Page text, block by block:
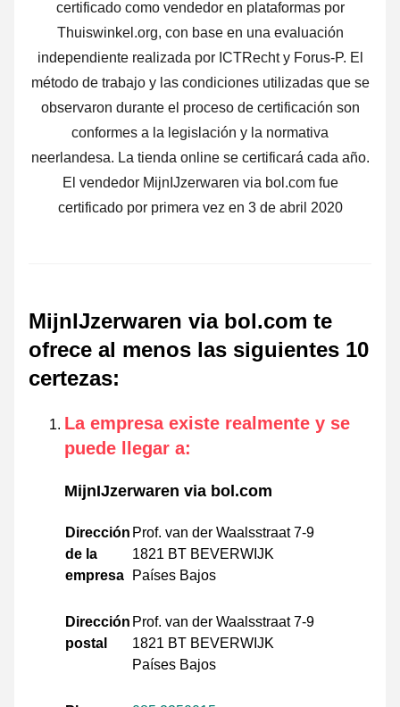
certificado como vendedor en plataformas por
Thuiswinkel.org, con base en una evaluación
independiente realizada por ICTRecht y Forus-P. El
método de trabajo y las condiciones utilizadas que se
observaron durante el proceso de certificación son
conformes a la legislación y la normativa
neerlandesa. La tienda online se certificará cada año.
El vendedor MijnIJzerwaren via bol.com fue
certificado por primera vez en 3 de abril 2020
MijnIJzerwaren via bol.com te
ofrece al menos las siguientes 10
certezas:
La empresa existe realmente y se
puede llegar a:
MijnIJzerwaren via bol.com
Dirección
de la
empresa
Prof. van der Waalsstraat 7-9
1821 BT BEVERWIJK
Países Bajos
Dirección
postal
Prof. van der Waalsstraat 7-9
1821 BT BEVERWIJK
Países Bajos